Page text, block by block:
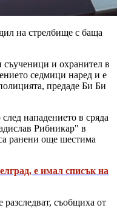
на стрелбище с баща
и охранител в
седмици наред и е
предаде Би Би
нападението в сряда
Рибникар" в
ранени още шестима
е имал списък на
съобщиха от